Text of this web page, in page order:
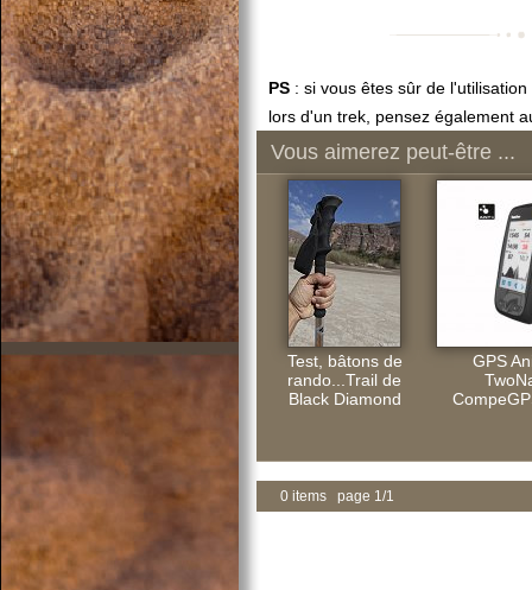
PS : si vous êtes sûr de
lors d'un trek, pensez également
Vous aimerez peut-être ...
Test, bâtons de
rando...Trail de
Black Diamond
GPS
0 items page 1/1